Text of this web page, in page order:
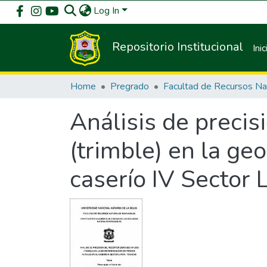
Log In
Repositorio Institucional
Home Pregrado
Análisis de
(trimble) en la
caserío IV Sector